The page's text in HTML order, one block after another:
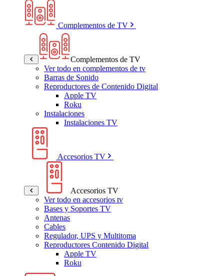
Complementos de TV
Complementos de TV
Ver todo en complementos de tv
Barras de Sonido
Reproductores de Contenido Digital
Apple TV
Roku
Instalaciones
Instalaciones TV
Accesorios TV
Accesorios TV
Ver todo en accesorios tv
Bases y Soportes TV
Antenas
Cables
Regulador, UPS y Multitoma
Reproductores Contenido Digital
Apple TV
Roku